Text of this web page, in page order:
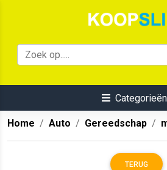
Categorieën
Home Auto Gereedschap
TERUG